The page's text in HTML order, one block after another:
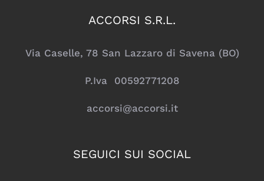
ACCORSI S.R.L.
Via Caselle, 78 San Lazzaro di Savena (BO)
P.Iva 00592771208
accorsi@accorsi.it
SEGUICI SUI SOCIAL